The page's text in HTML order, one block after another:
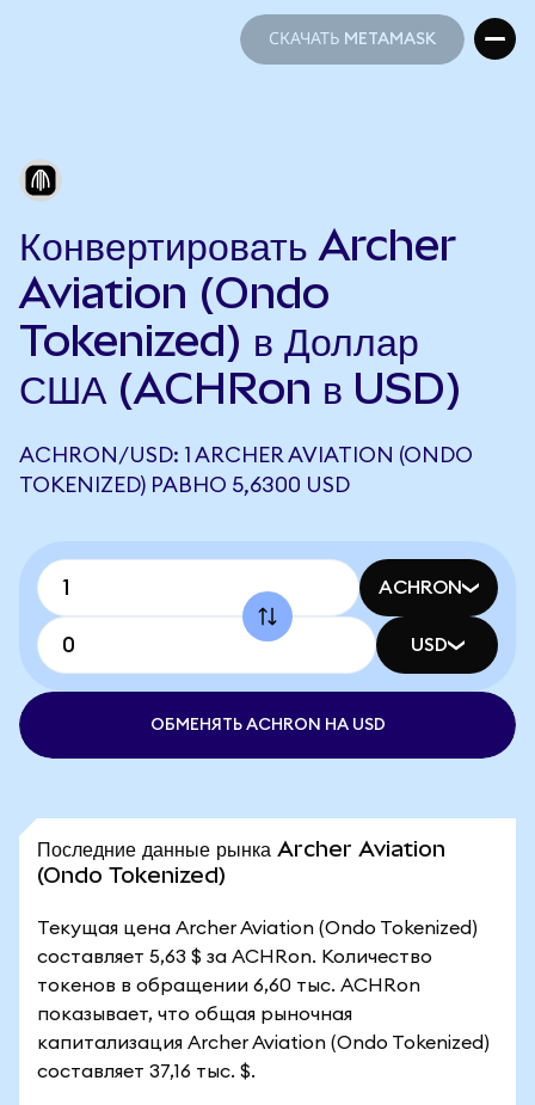
СКАЧАТЬ METAMASK
Конвертировать Archer
Aviation (Ondo
Tokenized) в Доллар
США (ACHRon в USD)
ACHRON/USD: 1 ARCHER AVIATION (ONDO
TOKENIZED) РАВНО 5,6300 USD
ACHRON
USD
ОБМЕНЯТЬ ACHRON НА USD
Последние данные рынка Archer Aviation
(Ondo Tokenized)
Текущая цена Archer Aviation (Ondo Tokenized)
составляет 5,63 $ за ACHRon. Количество
токенов в обращении 6,60 тыс. ACHRon
показывает, что общая рыночная
капитализация Archer Aviation (Ondo Tokenized)
составляет 37,16 тыс. $.